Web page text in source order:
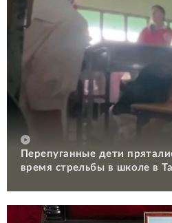
Перепуганные дети
время стрельбы в школе в